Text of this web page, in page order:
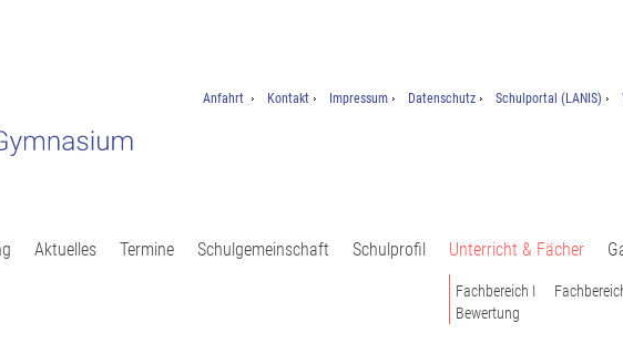
Anfahrt Kontakt Impressum Datenschutz Schulportal (LANIS)
Aktuelles Termine Schulgemeinschaft Schulprofil Unterricht & Fächer
Fachbereich I
Bewertung